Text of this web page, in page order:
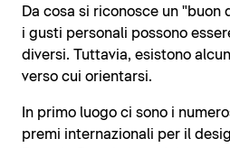
Da cosa si riconosce un "buon
i gusti personali possono
diversi. Tuttavia, esistono
verso cui orientarsi.
In primo luogo ci sono i
premi internazionali per il